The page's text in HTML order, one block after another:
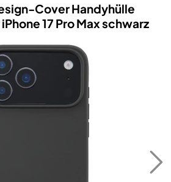
Cover Handyhülle
17 Pro Max schwarz